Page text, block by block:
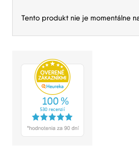
Tento produkt nie je momentálne